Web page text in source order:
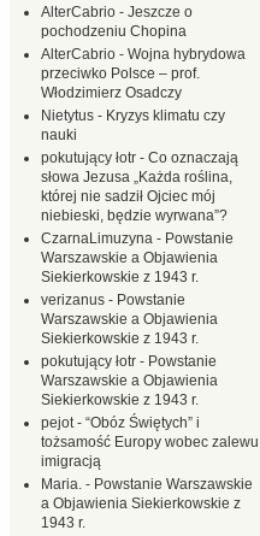
AlterCabrio - Jeszcze o
pochodzeniu Chopina
AlterCabrio - Wojna hybrydowa
przeciwko Polsce – prof.
Włodzimierz Osadczy
Nietytus - Kryzys klimatu czy
nauki
pokutujący łotr - Co oznaczają
słowa Jezusa „Każda roślina,
której nie sadził Ojciec mój
niebieski, będzie wyrwana”?
CzarnaLimuzyna - Powstanie
Warszawskie a Objawienia
Siekierkowskie z 1943 r.
verizanus - Powstanie
Warszawskie a Objawienia
Siekierkowskie z 1943 r.
pokutujący łotr - Powstanie
Warszawskie a Objawienia
Siekierkowskie z 1943 r.
pejot- “Obóz Świętych” i
tożsamość Europy wobec zalewu
imigracją
Maria. - Powstanie Warszawskie
a Objawienia Siekierkowskie z
1943 r.